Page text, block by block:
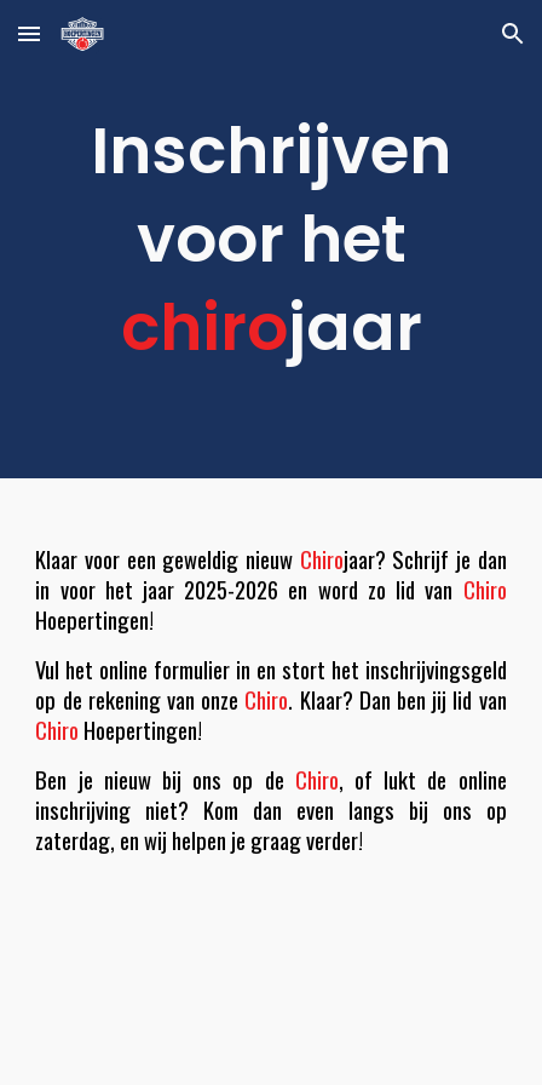
Skip to main content Skip to navigation
Inschrijven
voor het
chirojaar
Klaar voor een geweldig nieuw Chirojaar? Schrijf je dan
in voor het jaar 2025-2026 en word zo lid van Chiro
Hoepertingen!
Vul het online formulier in en stort het inschrijvingsgeld
op de rekening van onze Chiro. Klaar? Dan ben jij lid van
Chiro Hoepertingen!
Ben je nieuw bij ons op de Chiro, of lukt de online
inschrijving niet? Kom dan even langs bij ons op
zaterdag, en wij helpen je graag verder!